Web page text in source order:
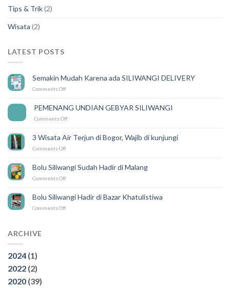
Tips & Trik(2)
Wisata (2)
LATEST POSTS
Semakin Mudah Karena ada SILIWANGI DELIVERY
Comments Offon
Mudah
Karena
ada
DELIVERY
PEMENANG UNDIAN GEBYAR SILIWANGI
Comments Offon
UNDIAN
GEBYAR
3 Wisata Air Terjun di Bogor, Wajib di kunjungi
Comments Offon
Wisata
Air
Terjun
Bogor,
Wajib
di
Bolu Siliwangi Sudah Hadir di Malang
Comments Offon
Siliwangi
Sudah
Hadir
Bolu Siliwangi Hadir di Bazar Khatulistiwa
Comments Offon
ARCHIVE
2024 (1)
2022 (2)
2020 (39)